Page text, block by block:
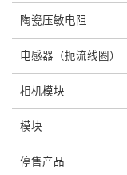
陶瓷压敏电阻
电感器（扼流线圈）
相机模块
模块
停售产品